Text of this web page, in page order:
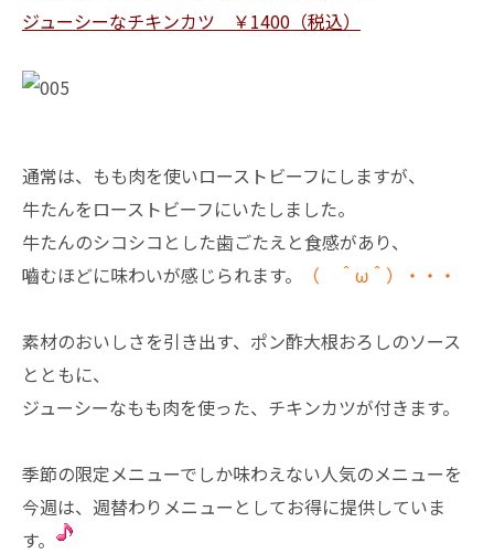
ジューシーなチキンカツ ￥1400（税込）
通常は、もも肉を使いローストビーフにしますが、
牛たんをローストビーフにいたしました。
牛たんのシコシコとした歯ごたえと食感があり、
嚙むほどに味わいが感じられます。
（ ＾ω＾）・・・
素材のおいしさを引き出す、ポン酢大根おろしのソース
とともに、
ジューシーなもも肉を使った、チキンカツが付きます。
季節の限定メニューでしか味わえない人気のメニューを
今週は、週替わりメニューとしてお得に提供していま
す。